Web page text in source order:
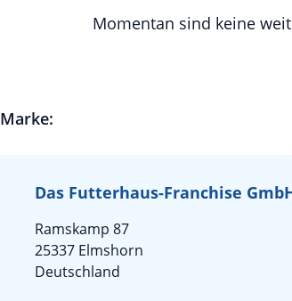
Momentan sind keine
Marke:
Das Futterhaus-Franchise
Ramskamp 87
25337 Elmshorn
Deutschland